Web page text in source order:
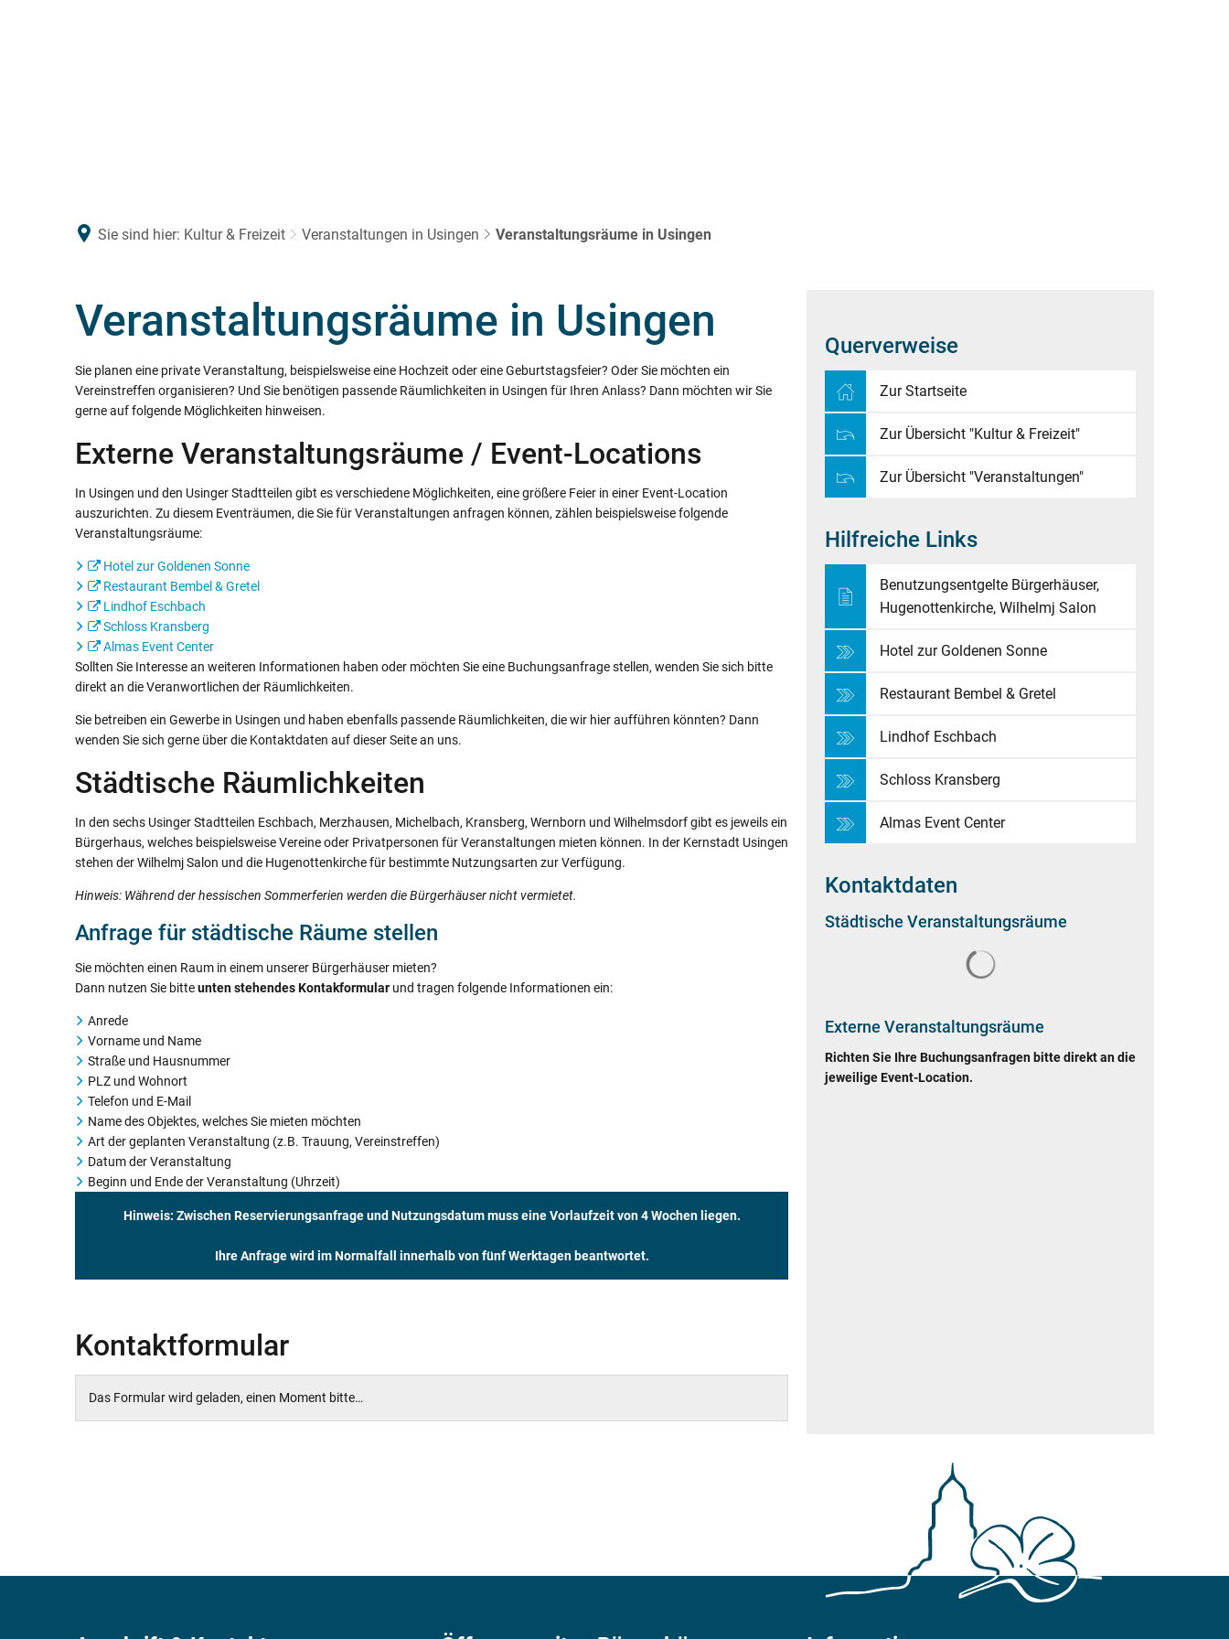
Sie sind hier: Kultur & Freizeit Veranstaltungen in Usingen Veranstaltungsräume in Usingen
Veranstaltungsräume in Usingen
Sie planen eine private Veranstaltung, beispielsweise eine Hochzeit oder eine Geburtstagsfeier? Oder Sie möchten ein
Vereinstreffen organisieren? Und Sie benötigen passende Räumlichkeiten in Usingen für Ihren Anlass? Dann möchten wir Sie
gerne auf folgende Möglichkeiten hinweisen.
Externe Veranstaltungsräume / Event-Locations
In Usingen und den Usinger Stadtteilen gibt es verschiedene Möglichkeiten, eine größere Feier in einer Event-Location
auszurichten. Zu diesem Eventräumen, die Sie für Veranstaltungen anfragen können, zählen beispielsweise folgende
Veranstaltungsräume:
Hotel zur Goldenen Sonne
Restaurant Bembel & Gretel
Lindhof Eschbach
Schloss Kransberg
Almas Event Center
Sollten Sie Interesse an weiteren Informationen haben oder möchten Sie eine Buchungsanfrage stellen, wenden Sie sich bitte
direkt an die Veranwortlichen der Räumlichkeiten.
Sie betreiben ein Gewerbe in Usingen und haben ebenfalls passende Räumlichkeiten, die wir hier aufführen könnten? Dann
wenden Sie sich gerne über die Kontaktdaten auf dieser Seite an uns.
Städtische Räumlichkeiten
In den sechs Usinger Stadtteilen Eschbach, Merzhausen, Michelbach, Kransberg, Wernborn und Wilhelmsdorf gibt es jeweils ein
Bürgerhaus, welches beispielsweise Vereine oder Privatpersonen für Veranstaltungen mieten können. In der Kernstadt Usingen
stehen der Wilhelmj Salon und die Hugenottenkirche für bestimmte Nutzungsarten zur Verfügung.
Hinweis: Während der hessischen Sommerferien werden die Bürgerhäuser nicht vermietet.
Anfrage für städtische Räume stellen
Sie möchten einen Raum in einem unserer Bürgerhäuser mieten?
Dann nutzen Sie bitteunten stehendes Kontakformular und tragen folgende Informationen ein:
Anrede
Vorname und Name
Straße und Hausnummer
PLZ und Wohnort
Telefon und E-Mail
Name des Objektes, welches Sie mieten möchten
Art der geplanten Veranstaltung (z.B. Trauung, Vereinstreffen)
Datum der Veranstaltung
Beginn und Ende der Veranstaltung (Uhrzeit)
Hinweis: Zwischen Reservierungsanfrage und Nutzungsdatum muss eine Vorlaufzeit von 4 Wochen liegen.
Ihre Anfrage wird im Normalfall innerhalb von fünf Werktagen beantwortet.
Kontaktformular
Das Formular wird geladen, einen Moment bitte…
Querverweise
Zur Startseite
Zur Übersicht "Kultur & Freizeit"
Zur Übersicht "Veranstaltungen"
Hilfreiche Links
Benutzungsentgelte Bürgerhäuser,
Hugenottenkirche, Wilhelmj Salon
Hotel zur Goldenen Sonne
Restaurant Bembel & Gretel
Lindhof Eschbach
Schloss Kransberg
Almas Event Center
Kontaktdaten
Städtische Veranstaltungsräume
Externe Veranstaltungsräume
Richten Sie Ihre Buchungsanfragen bitte direkt an die
jeweilige Event-Location.